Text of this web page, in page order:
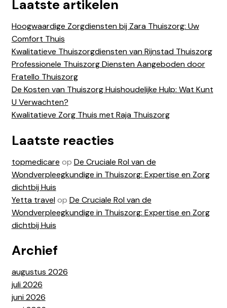
Laatste artikelen
Hoogwaardige Zorgdiensten bij Zara Thuiszorg: Uw
Comfort Thuis
Kwalitatieve Thuiszorgdiensten van Rijnstad Thuiszorg
Professionele Thuiszorg Diensten Aangeboden door
Fratello Thuiszorg
De Kosten van Thuiszorg Huishoudelijke Hulp: Wat Kunt
U Verwachten?
Kwalitatieve Zorg Thuis met Raja Thuiszorg
Laatste reacties
topmedicare op De Cruciale Rol van de
Wondverpleegkundige in Thuiszorg: Expertise en Zorg
dichtbij Huis
Yetta travelop De Cruciale Rol van de
Wondverpleegkundige in Thuiszorg: Expertise en Zorg
dichtbij Huis
Archief
augustus 2026
juli 2026
juni 2026